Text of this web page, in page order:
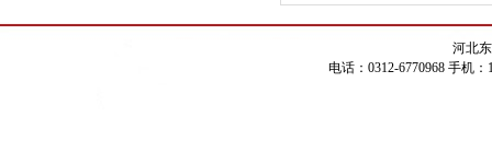
河北
电话：0312-6770968 手机